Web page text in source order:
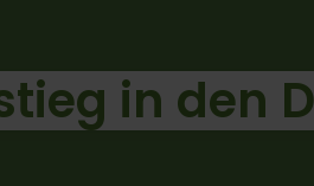
in den